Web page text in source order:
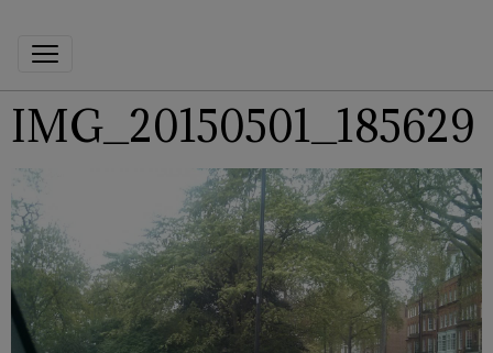
IMG_20150501_185629